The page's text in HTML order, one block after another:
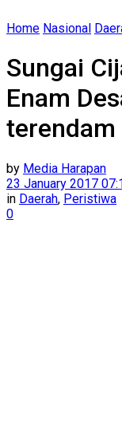
Home Nasional
Sungai
Enam
by Media Harapan
23 January 2017
in Daerah, Peristiwa
0